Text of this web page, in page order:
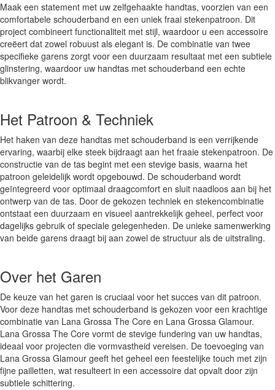
Maak een statement met uw zelfgehaakte handtas, voorzien van een
comfortabele schouderband en een uniek fraai stekenpatroon. Dit
project combineert functionaliteit met stijl, waardoor u een accessoire
creëert dat zowel robuust als elegant is. De combinatie van twee
specifieke garens zorgt voor een duurzaam resultaat met een subtiele
glinstering, waardoor uw handtas met schouderband een echte
blikvanger wordt.
Het Patroon & Techniek
Het haken van deze handtas met schouderband is een verrijkende
ervaring, waarbij elke steek bijdraagt aan het fraaie stekenpatroon. De
constructie van de tas begint met een stevige basis, waarna het
patroon geleidelijk wordt opgebouwd. De schouderband wordt
geïntegreerd voor optimaal draagcomfort en sluit naadloos aan bij het
ontwerp van de tas. Door de gekozen techniek en stekencombinatie
ontstaat een duurzaam en visueel aantrekkelijk geheel, perfect voor
dagelijks gebruik of speciale gelegenheden. De unieke samenwerking
van beide garens draagt bij aan zowel de structuur als de uitstraling.
Over het Garen
De keuze van het garen is cruciaal voor het succes van dit patroon.
Voor deze handtas met schouderband is gekozen voor een krachtige
combinatie van Lana Grossa The Core en Lana Grossa Glamour.
Lana Grossa The Core vormt de stevige fundering van uw handtas,
ideaal voor projecten die vormvastheid vereisen. De toevoeging van
Lana Grossa Glamour geeft het geheel een feestelijke touch met zijn
fijne pailletten, wat resulteert in een accessoire dat opvalt door zijn
subtiele schittering.